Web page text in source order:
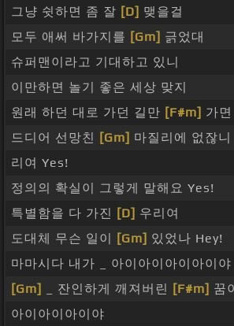
그냥 쉿하면 좀 잘 [D] 맺을걸
모두 애써 바가지를 [Gm] 긁었대
슈퍼맨이라고 기대하고 있니
이만하면 놀기 좋은 세상 맞지
원래 하던 대로 가던 길만 [F#m] 가면
드디어 선망친 [Gm] 마질리에 없잖
리여 Yes!
정의의 확실이 그렇게 말해요 Yes!
특별함을 다 가진 [D] 우리여
도대체 무슨 일이
[Gm] 있었나 Hey!
마마시다 내가 _ 아이아이아이아이야
[Gm]
_ 잔인하게 깨져버린 [F#m] 꿈
아이아이아이야